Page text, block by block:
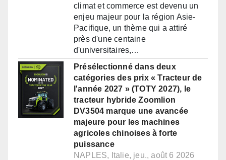
climat et commerce est devenu un
enjeu majeur pour la région Asie-
Pacifique, un thème qui a attiré
près d'une centaine
d'universitaires,…
Présélectionné dans deux
catégories des prix « Tracteur de
l'année 2027 » (TOTY 2027), le
tracteur hybride Zoomlion
DV3504 marque une avancée
majeure pour les machines
agricoles chinoises à forte
puissance
NAPLES, Italie, jeu., août 6 2026